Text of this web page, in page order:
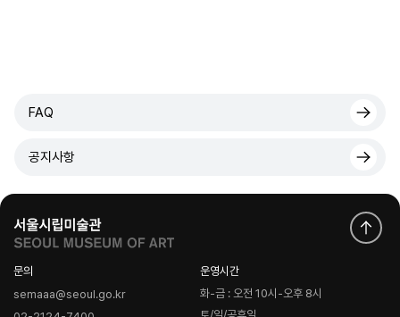
FAQ
공지사항
문의
semaaa@seoul.go.kr
운영시간
화-금 : 오전 10시-오후 8시